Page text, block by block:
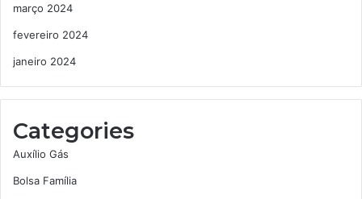
março 2024
fevereiro 2024
janeiro 2024
Categories
Auxílio Gás
Bolsa Família